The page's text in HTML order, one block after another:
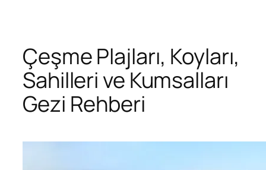
Çeşme Plajları, Koyları,
Sahilleri ve Kumsalları
Gezi Rehberi